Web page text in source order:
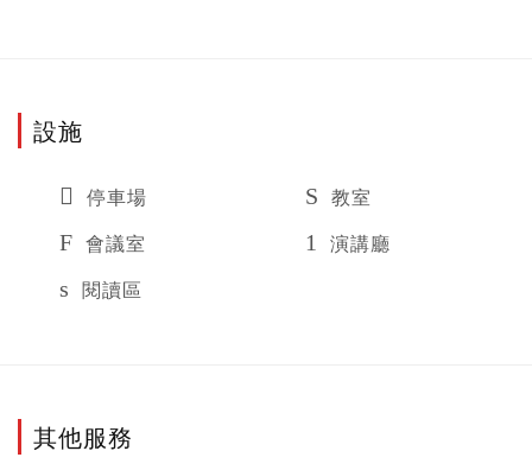
設施
停車場
教室
會議室
演講廳
閱讀區
其他服務